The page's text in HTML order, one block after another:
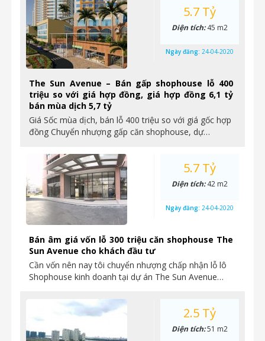
The Sun Avenue – Bán gấp shophouse lỗ 400
triệu so với giá hợp đồng, giá hợp đồng 6,1 tỷ
bán mùa dịch 5,7 tỷ
Giá Sốc mùa dịch, bán lỗ 400 triệu so với giá gốc hợp
đồng Chuyển nhượng gấp căn shophouse, dự…
5.7 Tỷ
Diện tích:45 m2
Ngày đăng: 24-04-2020
Bán âm giá vốn lỗ 300 triệu căn shophouse The
Sun Avenue cho khách đầu tư
Cần vốn nên nay tôi chuyển nhượng chấp nhận lỗ lô
Shophouse kinh doanh tại dự án The Sun Avenue…
5.7 Tỷ
Diện tích:42 m2
Ngày đăng: 24-04-2020
2.5 Tỷ
Diện tích:51 m2